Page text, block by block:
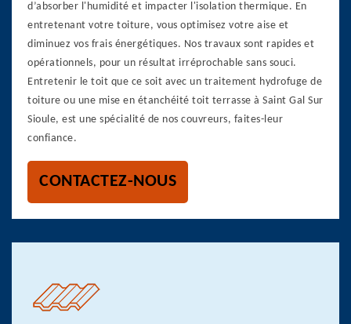
d’absorber l'humidité et impacter l'isolation thermique. En
entretenant votre toiture, vous optimisez votre aise et
diminuez vos frais énergétiques. Nos travaux sont rapides et
opérationnels, pour un résultat irréprochable sans souci.
Entretenir le toit que ce soit avec un traitement hydrofuge de
toiture ou une mise en étanchéité toit terrasse à Saint Gal Sur
Sioule, est une spécialité de nos couvreurs, faites-leur
confiance.
CONTACTEZ-NOUS